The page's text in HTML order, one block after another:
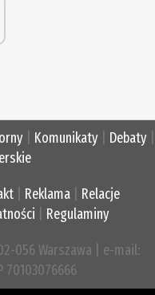
Komunikaty Debaty
Reklama
Relacje
Regulaminy
056 Warszawa | e-mail: